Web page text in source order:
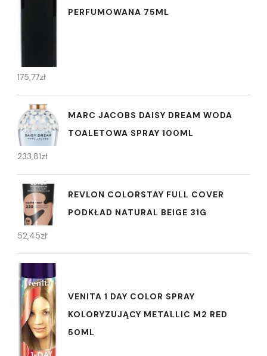
PERFUMOWANA 75ML
175,77zł
MARC JACOBS DAISY DREAM WODA
TOALETOWA SPRAY 100ML
233,81zł
REVLON COLORSTAY FULL COVER
PODKŁAD NATURAL BEIGE 31G
52,45zł
VENITA 1 DAY COLOR SPRAY
KOLORYZUJĄCY METALLIC M2 RED
50ML